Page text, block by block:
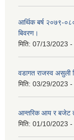
आर्थिक बर्ष २०७९-
बिवरण।
मिति: 07/13/2023 -
वडागत राजस्व असुली
मिति: 03/29/2023
आन्तरिक आय र बजेट
मिति: 01/10/2023 -